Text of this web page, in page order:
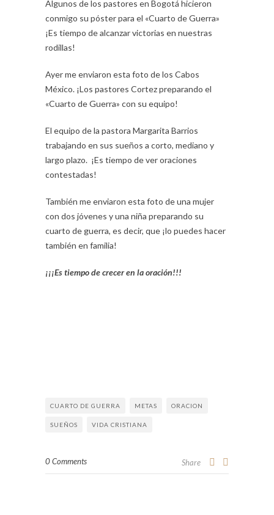
Algunos de los pastores en Bogotá hicieron
conmigo su póster para el «Cuarto de Guerra»
¡Es tiempo de alcanzar victorias en nuestras
rodillas!
Ayer me enviaron esta foto de los Cabos
México. ¡Los pastores Cortez preparando el
«Cuarto de Guerra» con su equipo!
El equipo de la pastora Margarita Barrios
trabajando en sus sueños a corto, mediano y
largo plazo. ¡Es tiempo de ver oraciones
contestadas!
También me enviaron esta foto de una mujer
con dos jóvenes y una niña preparando su
cuarto de guerra, es decir, que ¡lo puedes hacer
también en familia!
¡¡¡Es tiempo de crecer en la oración!!!
CUARTO DE GUERRA METAS ORACION
SUEÑOS VIDA CRISTIANA
0 Comments Share